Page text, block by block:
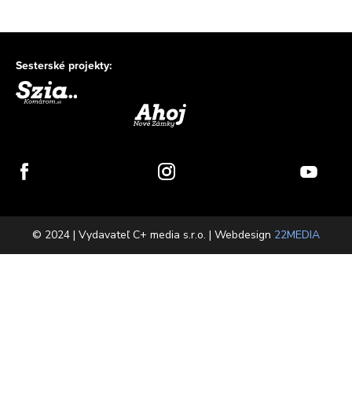
Sesterské projekty:
© 2024 | Vydavateľ C+ media s.r.o. | Webdesign 22MEDIA